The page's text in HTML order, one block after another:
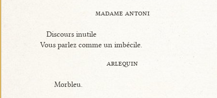
madame antoni
Discours inutile
Vous parlez comme un imbécile.
arlequin
Morbleu.